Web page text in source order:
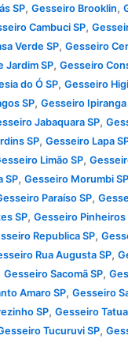
SP,Gesseiro Brooklin,
Cambuci SP,
Verde SP,Gesseiro
Jardim SP,Gesseiro
do Ó SP,Gesseiro
SP,Gesseiro Ipiranga
Jabaquara SP,
SP,Gesseiro Lapa
Limão SP,
SP,Gesseiro Morumbi SP
Paraíso SP,
SP,Gesseiro Pinheiros
Republica SP,
Rua Augusta SP,
Gesseiro Sacomã SP,
Amaro SP,Gesseiro
SP,Gesseiro
Tucuruvi SP,